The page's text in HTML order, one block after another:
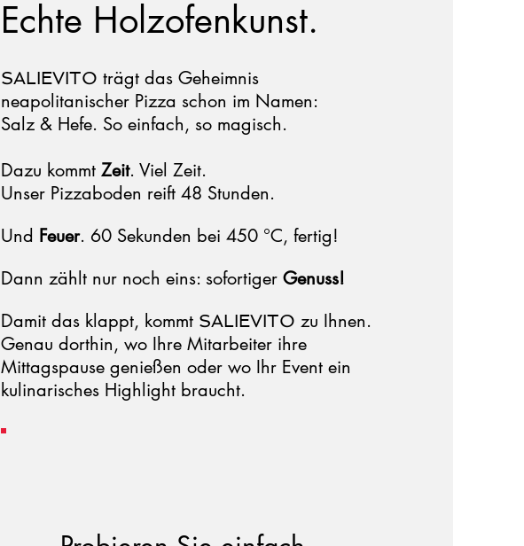
Echte Holzofenkunst.
SALIEVITO trägt das Geheimnis
neapolitanischer Pizza schon im Namen:
Salz & Hefe. So einfach, so magisch.
Dazu kommt Zeit. Viel Zeit.
Unser Pizzaboden reift 48 Stunden.
Und Feuer. 60 Sekunden bei 450 °C, fertig!
Dann zählt nur noch eins: sofortiger Genuss!
Damit das klappt, kommt SALIEVITO zu Ihnen.
Genau dorthin, wo Ihre Mitarbeiter ihre
Mittagspause genießen oder wo Ihr Event ein
kulinarisches Highlight braucht.